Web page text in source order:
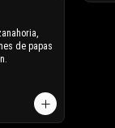
de papas